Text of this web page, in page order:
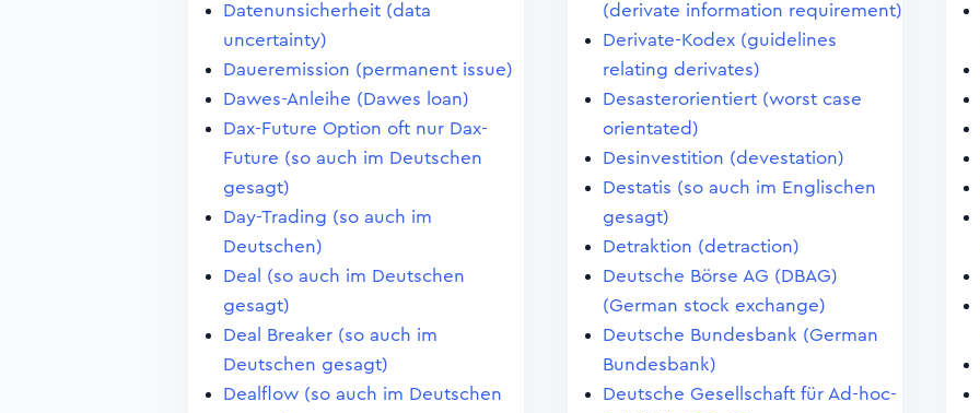
Datenunsicherheit (data
uncertainty)
Daueremission (permanent issue)
Dawes-Anleihe (Dawes loan)
Dax-Future Option oft nur Dax-
Future (so auch im Deutschen
gesagt)
Day-Trading (so auch im
Deutschen)
Deal (so auch im Deutschen
gesagt)
Deal Breaker (so auch im
Deutschen gesagt)
Dealflow (so auch im Deutschen
(derivate information requirement)
Derivate-Kodex (guidelines
relating derivates)
Desasterorientiert (worst case
orientated)
Desinvestition (devestation)
Destatis (so auch im Englischen
gesagt)
Detraktion (detraction)
Deutsche Börse AG (DBAG)
(German stock exchange)
Deutsche Bundesbank (German
Bundesbank)
Deutsche Gesellschaft für Ad-hoc-